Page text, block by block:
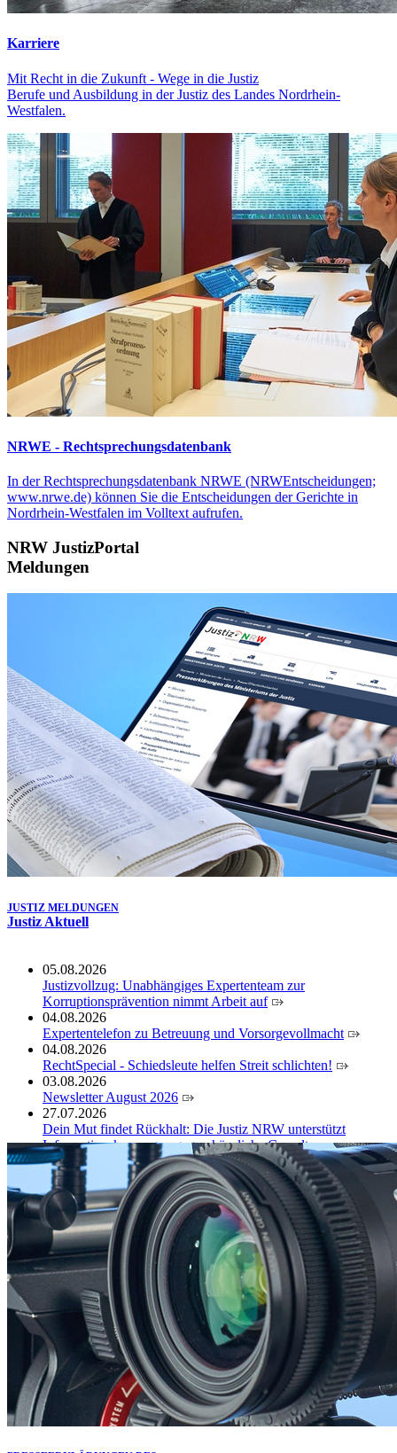
Karriere
Mit Recht in die Zukunft - Wege in die Justiz
Berufe und Ausbildung in der Justiz des Landes Nordrhein-
Westfalen.
NRWE - Rechtsprechungs­datenbank
In der Rechtsprechungsdatenbank NRWE (NRWEntscheidungen;
www.nrwe.de) können Sie die Entscheidungen der Gerichte in
Nordrhein-Westfalen im Volltext aufrufen.
NRW JustizPortal
Meldungen
JUSTIZ MELDUNGEN
Justiz Aktuell
05.08.2026
Justizvollzug: Unabhängiges Expertenteam zur
Korruptionsprävention nimmt Arbeit auf
04.08.2026
Expertentelefon zu Betreuung und Vorsorgevollmacht
04.08.2026
RechtSpecial - Schiedsleute helfen Streit schlichten!
03.08.2026
Newsletter August 2026
27.07.2026
Dein Mut findet Rückhalt: Die Justiz NRW unterstützt
Informationskampagne gegen häusliche Gewalt
10.07.2026
Anerkennung für innovative Suizidpräventionsarbeit: JVA
Köln ausgezeichnet
14.07.2026
Justiz der Zukunft gemeinsam gestalten: Minister Limbach
zieht positive Bilanz des Projekts Zukunftswerkstatt Justiz
Nordrhein-Westfalen
01.07.2026
Newsletter Juli 2026
30.06.2026
288 Anwärterinnen und Anwärter des Jahrgangs 2024/2026
der Justizvollzugsschule NRW geehrt
30.06.2026
RechtSpecial - Schiedsleute helfen Streit schlichten!